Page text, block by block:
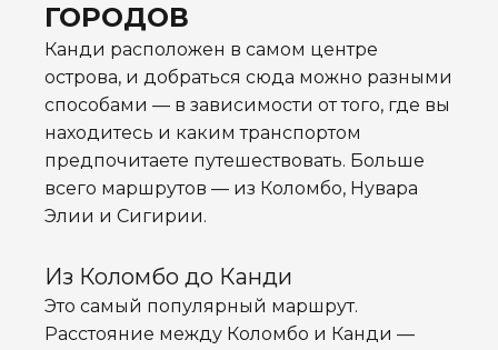
ГОРОДОВ
Канди расположен в самом центре
острова, и добраться сюда можно разными
способами — в зависимости от того, где вы
находитесь и каким транспортом
предпочитаете путешествовать. Больше
всего маршрутов — из Коломбо, Нувара
Элии и Сигирии.
Из Коломбо до Канди
Это самый популярный маршрут.
Расстояние между Коломбо и Канди —